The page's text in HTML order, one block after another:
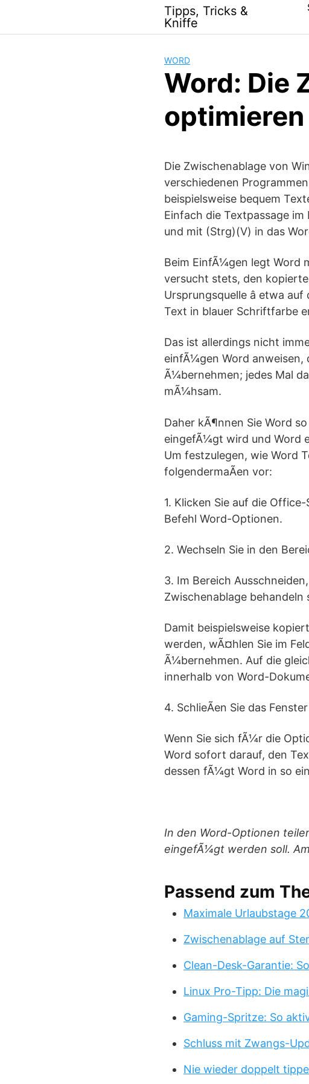
content
Tipps, Tricks &
Kniffe
WORD
Word: Die
optimieren
Die Zwischenablage von
verschiedenen
beispielsweise bequem
Einfach die Textpassage
und mit (Strg)(V) in das
Beim EinfÃ¼gen legt Word
versucht stets, den
Ursprungsquelle â etwa
Text in blauer Schriftfarbe
Das ist allerdings nicht
einfÃ¼gen Word
Ã¼bernehmen; jedes Mal
mÃ¼hsam.
Daher kÃ¶nnen Sie Word
eingefÃ¼gt wird und Word
Um festzulegen, wie Word
folgendermaÃen vor:
1. Klicken Sie auf die
Befehl Word-Optionen.
2. Wechseln Sie in den
3. Im Bereich
Zwischenablage behandeln
Damit beispielsweise
werden, wÃ¤hlen Sie im
Ã¼bernehmen. Auf die
innerhalb von Word-
4. SchlieÃen Sie das
Wenn Sie sich fÃ¼r die
Word sofort darauf, den
dessen fÃ¼gt Word in so
In den Word-Optionen
eingefÃ¼gt werden soll.
Passend zum
Maximale Urlaubstage
Zwischenablage auf
Clean-Desk-Garantie:
Linux Pro-Tipp: Die
Gaming-Spritze: So
Schluss mit Zwangs-
Nie wieder doppelt